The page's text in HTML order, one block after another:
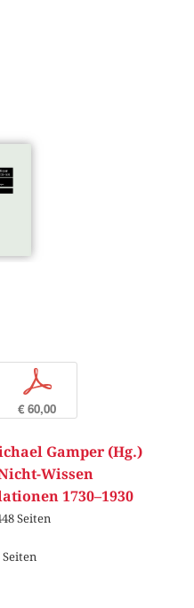
p
€ 60,00
Gamper (Hg.)
Wissen
1730–1930
Seiten
Seiten